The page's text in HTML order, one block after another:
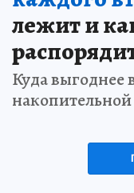
лежит и
Куда выгоднее